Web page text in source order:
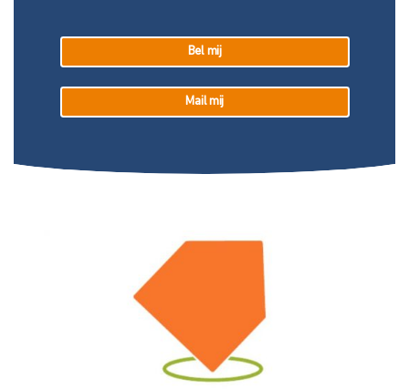
Bel mij
Mail mij